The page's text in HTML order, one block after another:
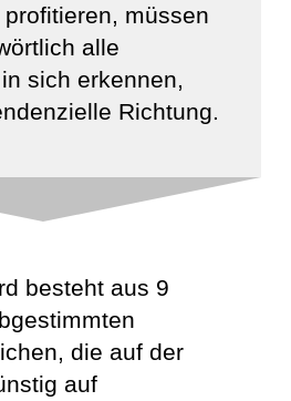
müssen
alle
sich erkennen,
Richtung.
besteht aus 9
die auf der
auf